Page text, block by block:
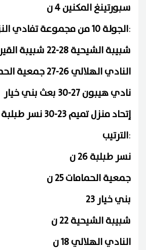
سبورتينغ المكنين 4 ن
الجولة 10 من مجموعة تفادي النزول:
شبيبة الشيحية 28-22 شبيبة القيروان
النادي الهلالي 26-27 جمعية الحمامات
نادي هيبون 27-30 بعث بني خيار
إتحاد منزل تميم 23-30 نسر طبلبة
الترتيب:
نسر طبلبة 26 ن
جمعية الحمامات 25 ن
بني خيار 23
شبيبة الشيحية 22 ن
النادي الهلالي 18 ن